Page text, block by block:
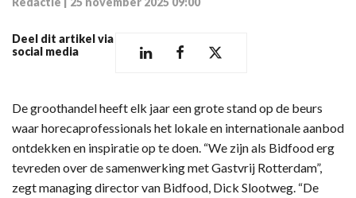
Deel dit artikel via
social media
De groothandel heeft elk jaar een grote stand op de beurs
waar horecaprofessionals het lokale en internationale aanbod
ontdekken en inspiratie op te doen. “We zijn als Bidfood erg
tevreden over de samenwerking met Gastvrij Rotterdam”,
zegt managing director van Bidfood, Dick Slootweg. “De